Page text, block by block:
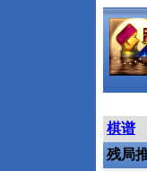
棋谱
残局